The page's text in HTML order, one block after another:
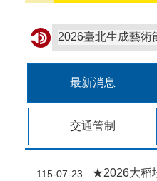
車輛左轉時應過路
See & Be Seen 我
最新消息
交通管制
115-07-23 ★2026大稻埕